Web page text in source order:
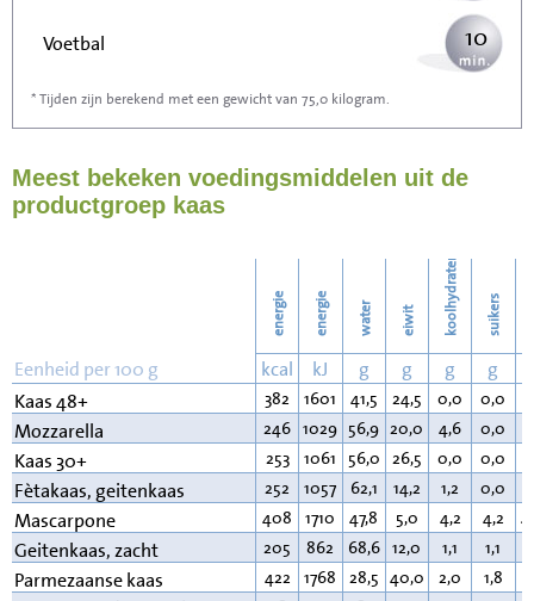
Voetbal 10
Stofzuigen
Strijken 33
38
* Tijden zijn berekend met een gewicht van 75,0 kilogram.
Meest bekeken voedingsmiddelen uit de
productgroep kaas
energie energie water eiwit koolhydraten suikers
Eenheid per 100 g kcal kJ g g g g
Kaas 48+
382 1601 41,5 24,5 0,0 0,0
Mozzarella 246 1029 56,9 20,0 4,6 0,0
Kaas 30+ 253 1061 56,0 26,5 0,0 0,0
Fètakaas, geitenkaas 252 1057 62,1 14,2 1,2 0,0
Mascarpone 408 1710 47,8 5,0 4,2 4,2
Geitenkaas, zacht 205 862 68,6 12,0 1,1 1,1
Parmezaanse kaas 422 1768 28,5 40,0 2,0 1,8